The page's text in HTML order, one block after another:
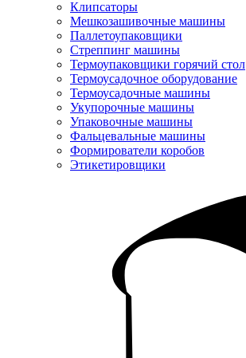
Клипсаторы
Мешкозашивочные машины
Паллетоупаковщики
Стреппинг машины
Термоупаковщики горячий стол
Термоусадочное оборудование
Термоусадочные машины
Укупорочные машины
Упаковочные машины
Фальцевальные машины
Формирователи коробов
Этикетировщики